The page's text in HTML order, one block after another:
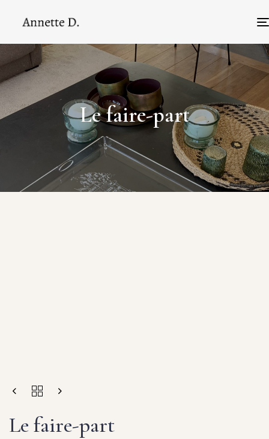
Le faire-part
Le faire-part